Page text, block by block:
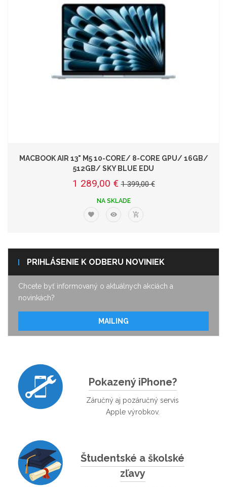
MACBOOK AIR 13" M5 10-CORE/ 8-CORE GPU/ 16GB/
512GB/ SKY BLUE EDU
1 289,00 € 1 399,00 €
NA SKLADE
PRIHLÁSENIE K ODBERU NOVINIEK
Chcete byť informovaný o aktuálnych akciách a
novinkách?
MAILING
Pokazený iPhone?
Záručný aj pozáručný servis
Apple výrobkov.
Študentské a školské
zľavy